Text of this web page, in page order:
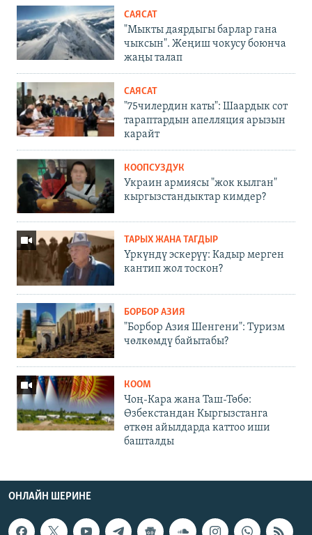
САЯСАТ
"Мыкты даярдыгы барлар гана
чыксын". Жеңиш чокусу боюнча
жаңы талап
САЯСАТ
"75чилердин каты": Шаардык сот
тараптардын апелляция арызын
карайт
КООПСУЗДУК
Украин армиясы "жок кылган"
кыргызстандыктар кимдер?
ТАРЫХ ЖАНА ТАГДЫР
Үркүндү эскерүү: Кадыр мерген
кантип жол тоскон?
БОРБОР АЗИЯ
"Борбор Азия Шенгени": Туризм
чөлкөмдү байытабы?
КООМ
Чоң-Кара жана Таш-Төбө:
Өзбекстандан Кыргызстанга
өткөн айылдарда каттоо иши
башталды
ОНЛАЙН ШЕРИНЕ